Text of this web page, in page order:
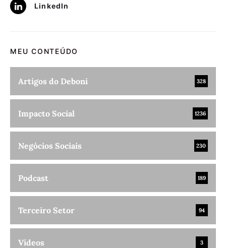
LinkedIn
MEU CONTEÚDO
Artigos do Deboni 328
Impacto Social 1236
Negócios Sociais 230
Podcast 189
Terceiro Setor 94
Vídeos 3